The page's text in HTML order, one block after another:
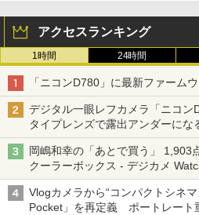
アクセスランキング
1時間 24時間
「ニコンD780」に最新ファーム
デジタル一眼レフカメラ「ニコ
タイプレンズで露出アンダーにな
岡嶋和幸の「あとで買う」 1,903
クーラーボックス - デジカメ
Vlogカメラから“コンパクトシネ
Pocket」を再定義 ポートレート